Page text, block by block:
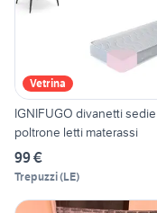
Vetrina
IGNIFUGO divanetti sedie
poltrone letti materassi
99 €
Trepuzzi(LE)